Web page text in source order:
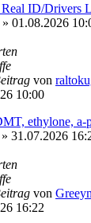
Real ID/Drivers
» 01.08.2026
von
10:00
ethylone, a-
» 31.07.2026
von
16:22